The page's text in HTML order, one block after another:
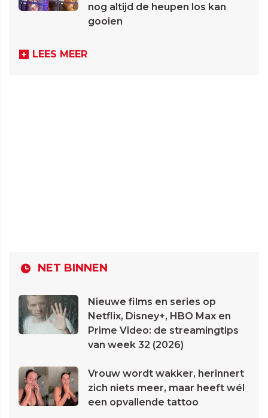
nog altijd de heupen los kan
gooien
LEES MEER
NET BINNEN
Nieuwe films en series op
Netflix, Disney+, HBO Max en
Prime Video: de streamingtips
van week 32 (2026)
Vrouw wordt wakker, herinnert
zich niets meer, maar heeft wél
een opvallende tattoo